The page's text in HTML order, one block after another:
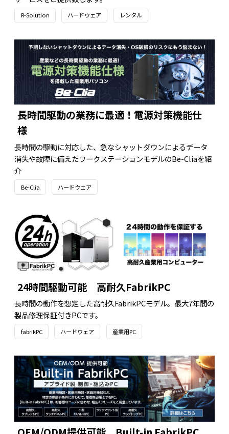
R-Solution ハードウェア レンタル
長時間駆動の業務に最適！電源対策機能仕
様
長時間の駆動に対応した、急なシャットダウンによるデータ
消失や故障に備えたワークステーションモデルのBe-Cliaを紹
介
Be-Clia ハードウェア
24時間駆動可能 高耐久FabrikPC
長時間の動作を想定した高耐久FabrikPCモデル。最大7年間の
製品修理保証付きPCです。
fabrikPC ハードウェア 産業用PC